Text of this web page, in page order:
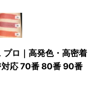
プロ｜高発色・高密着
対応 70番 80番 90番